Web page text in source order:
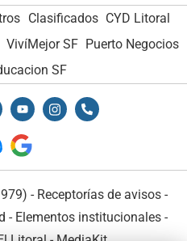
Clasificados CYD Litoral
VivíMejor SF Puerto Negocios
SF
- Receptorías de avisos -
- Elementos institucionales-